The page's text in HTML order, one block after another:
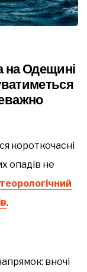
на Одещині
короткочасні
опадів не
.
вночі